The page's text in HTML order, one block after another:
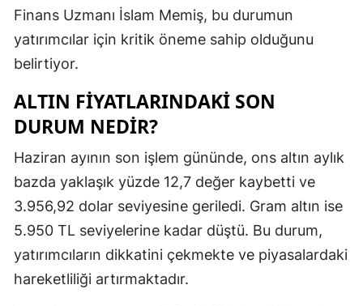
Eskişehir
Hakkari
Hatay
Isparta
Finans Uzmanı İslam Memiş, bu durumun
yatırımcılar için kritik öneme sahip olduğunu
belirtiyor.
ALTIN FIYATLARINDAKI SON
DURUM NEDIR?
Haziran ayının son işlem gününde, ons altın aylık
bazda yaklaşık yüzde 12,7 değer kaybetti ve
3.956,92 dolar seviyesine geriledi. Gram altın ise
5.950 TL seviyelerine kadar düştü. Bu durum,
yatırımcıların dikkatini çekmekte ve piyasalardaki
hareketliliği artırmaktadır.